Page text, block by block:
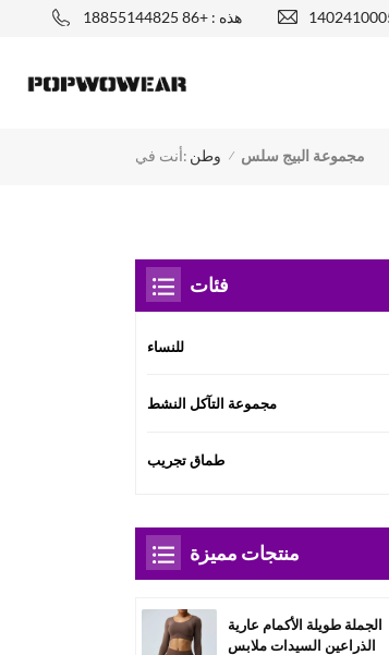
هذه : +86 18855144825
أنت في: وطن / مجموعة البيج سلس
فئات
للنساء
مجموعة التآكل النشط
طماق تجريب
منتجات مميزة
الجملة طويلة الأكمام عارية
الذراعين السيدات ملابس